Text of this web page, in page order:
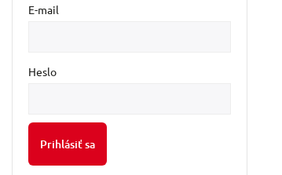
E-mail
Heslo
Prihlásiť sa